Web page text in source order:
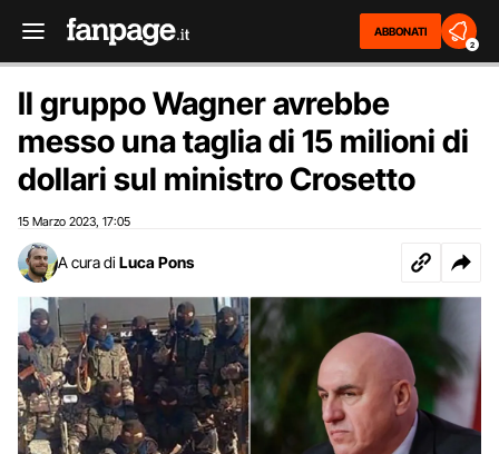
ABBONATI
2
Il gruppo Wagner avrebbe
messo una taglia di 15 milioni di
dollari sul ministro Crosetto
15 Marzo 2023 17:05
A cura di Luca Pons